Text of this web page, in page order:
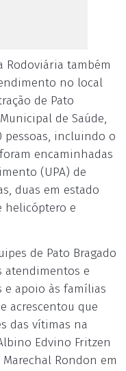
Rodoviária também
no local
de Pato
de Saúde,
pessoas, incluindo o
encaminhadas
(UPA) de
duas em estado
helicóptero e
de Pato Bragado
atendimentos e
apoio às famílias
acrescentou que
das vítimas na
Edvino Fritzen
Rondon em